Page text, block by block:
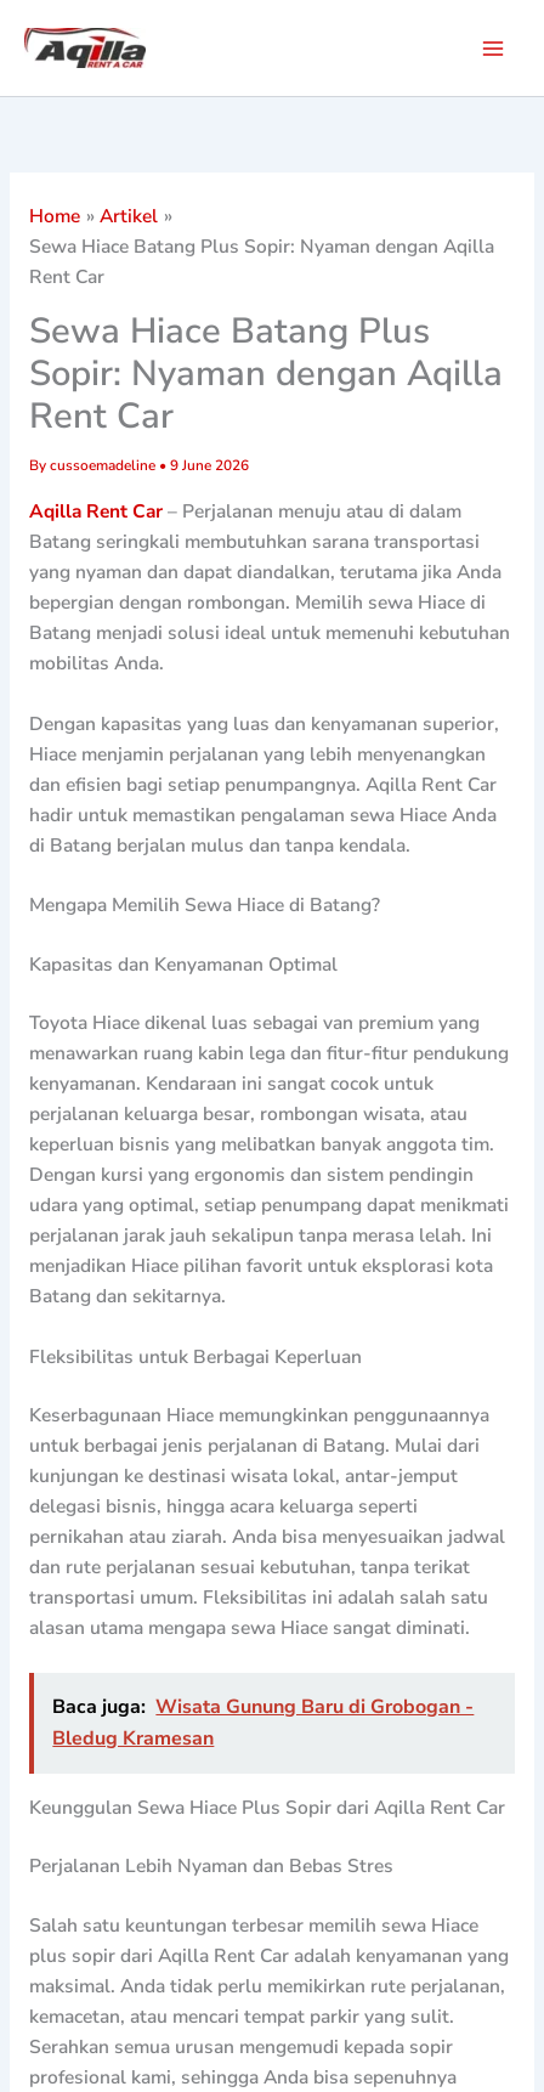
Home
Artikel
Sewa Hiace Batang Plus Sopir: Nyaman dengan Aqilla
Rent Car
Sewa Hiace Batang Plus
Sopir: Nyaman dengan Aqilla
Rent Car
Bycussoemadeline •9 June 2026
Aqilla Rent Car– Perjalanan menuju atau di dalam
Batang seringkali membutuhkan sarana transportasi
yang nyaman dan dapat diandalkan, terutama jika Anda
bepergian dengan rombongan. Memilih sewa Hiace di
Batang menjadi solusi ideal untuk memenuhi kebutuhan
mobilitas Anda.
Dengan kapasitas yang luas dan kenyamanan superior,
Hiace menjamin perjalanan yang lebih menyenangkan
dan efisien bagi setiap penumpangnya. Aqilla Rent Car
hadir untuk memastikan pengalaman sewa Hiace Anda
di Batang berjalan mulus dan tanpa kendala.
Mengapa Memilih Sewa Hiace di Batang?
Kapasitas dan Kenyamanan Optimal
Toyota Hiace dikenal luas sebagai van premium yang
menawarkan ruang kabin lega dan fitur-fitur pendukung
kenyamanan. Kendaraan ini sangat cocok untuk
perjalanan keluarga besar, rombongan wisata, atau
keperluan bisnis yang melibatkan banyak anggota tim.
Dengan kursi yang ergonomis dan sistem pendingin
udara yang optimal, setiap penumpang dapat menikmati
perjalanan jarak jauh sekalipun tanpa merasa lelah. Ini
menjadikan Hiace pilihan favorit untuk eksplorasi kota
Batang dan sekitarnya.
Fleksibilitas untuk Berbagai Keperluan
Keserbagunaan Hiace memungkinkan penggunaannya
untuk berbagai jenis perjalanan di Batang. Mulai dari
kunjungan ke destinasi wisata lokal, antar-jemput
delegasi bisnis, hingga acara keluarga seperti
pernikahan atau ziarah. Anda bisa menyesuaikan jadwal
dan rute perjalanan sesuai kebutuhan, tanpa terikat
transportasi umum. Fleksibilitas ini adalah salah satu
alasan utama mengapa sewa Hiace sangat diminati.
Baca juga: Wisata Gunung Baru di Grobogan -
Bledug Kramesan
Keunggulan Sewa Hiace Plus Sopir dari Aqilla Rent Car
Perjalanan Lebih Nyaman dan Bebas Stres
Salah satu keuntungan terbesar memilih sewa Hiace
plus sopir dari Aqilla Rent Car adalah kenyamanan yang
maksimal. Anda tidak perlu memikirkan rute perjalanan,
kemacetan, atau mencari tempat parkir yang sulit.
Serahkan semua urusan mengemudi kepada sopir
profesional kami, sehingga Anda bisa sepenuhnya